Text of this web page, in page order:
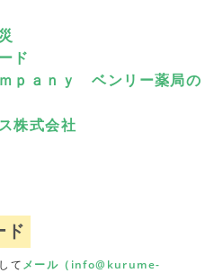
ド
ｐａｎｙ ベンリー薬局の
株式会社
ド
てメール（info@kurume-